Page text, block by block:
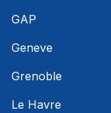
GAP
Geneve
Grenoble
Le Havre